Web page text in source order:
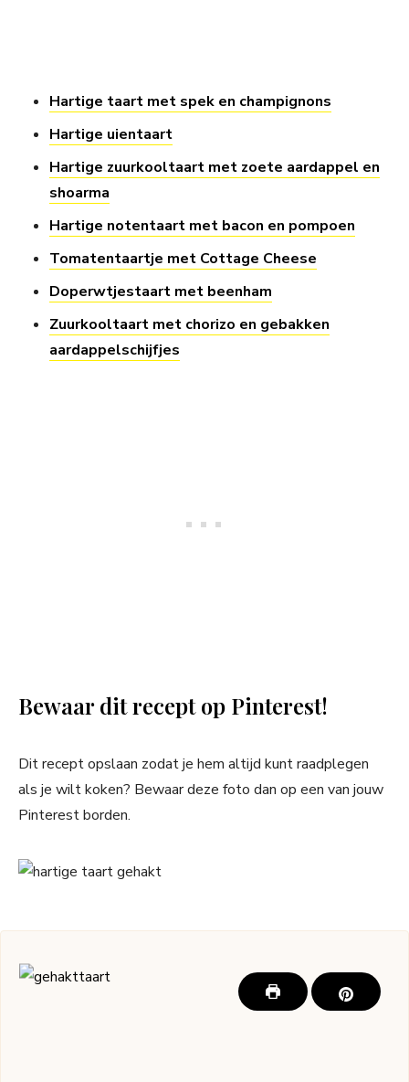
Hartige taart met spek en champignons
Hartige uientaart
Hartige zuurkooltaart met zoete aardappel en
shoarma
Hartige notentaart met bacon en pompoen
Tomatentaartje met Cottage Cheese
Doperwtjestaart met beenham
Zuurkooltaart met chorizo en gebakken
aardappelschijfjes
Bewaar dit recept op Pinterest!
Dit recept opslaan zodat je hem altijd kunt raadplegen
als je wilt koken? Bewaar deze foto dan op een van jouw
Pinterest borden.